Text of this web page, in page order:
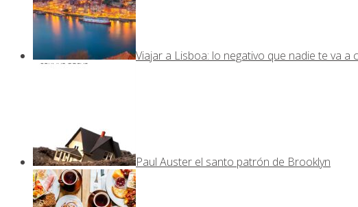
Viajar a Lisboa: lo negativo que nadie te va a
Paul Auster el santo patrón de Brooklyn